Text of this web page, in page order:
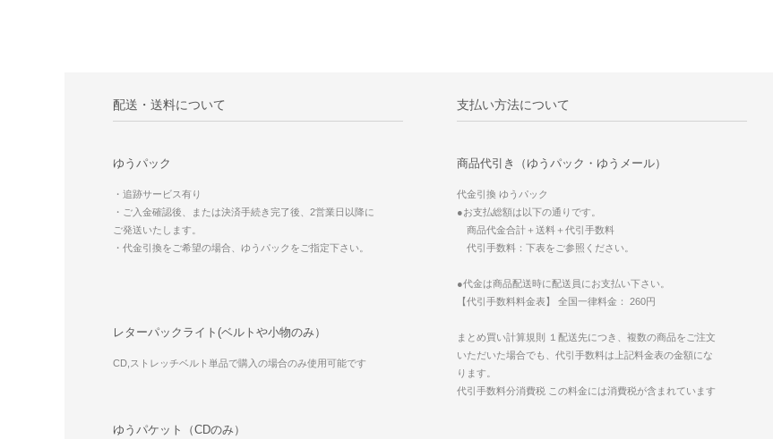
配送・送料について
ゆうパック
・追跡サービス有り
・ご入金確認後、または決済手続き完了後、2営業日以降に
ご発送いたします。
・代金引換をご希望の場合、ゆうパックをご指定下さい。
レターパックライト(ベルトや小物のみ）
CD,ストレッチベルト単品で購入の場合のみ使用可能です
ゆうパケット（CDのみ）
支払い方法について
商品代引き（ゆうパック・ゆうメール）
代金引換 ゆうパック
●お支払総額は以下の通りです。
商品代金合計＋送料＋代引手数料
代引手数料：下表をご参照ください。
●代金は商品配送時に配送員にお支払い下さい。
【代引手数料料金表】 全国一律料金： 260円
まとめ買い計算規則 １配送先につき、複数の商品をご注文
いただいた場合でも、代引手数料は上記料金表の金額にな
ります。
代引手数料分消費税 この料金には消費税が含まれています